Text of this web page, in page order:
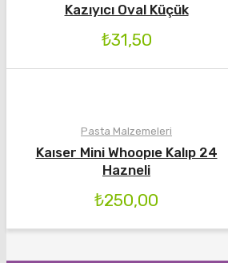
Kazıyıcı Oval Küçük
₺31,50
Pasta Malzemeleri
Kaıser Mini Whoopıe Kalıp 24
Hazneli
₺250,00